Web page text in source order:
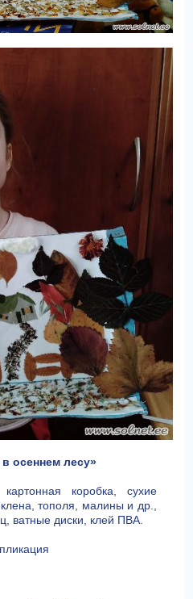
осеннем лесу»
коробка, сухие
тополя, малины и др.,
ватные диски, клей ПВА.